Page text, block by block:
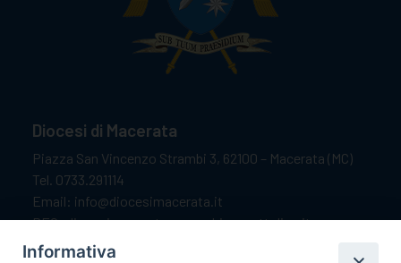
Diocesi di Macerata
Piazza San Vincenzo Strambi 3, 62100 – Macerata (MC)
Tel. 0733.291114
Email: info@diocesimacerata.it
PEC: diocesimacerata@pec.chiesacattolica.it
Comunicazioni urgenti WhatsApp:
Informativa